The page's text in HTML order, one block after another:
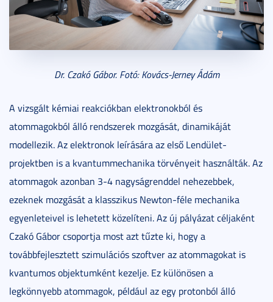
Dr. Czakó Gábor. Fotó: Kovács-Jerney Ádám
A vizsgált kémiai reakciókban elektronokból és
atommagokból álló rendszerek mozgását, dinamikáját
modellezik. Az elektronok leírására az első Lendület-
projektben is a kvantummechanika törvényeit használták. Az
atommagok azonban 3-4 nagyságrenddel nehezebbek,
ezeknek mozgását a klasszikus Newton-féle mechanika
egyenleteivel is lehetett közelíteni. Az új pályázat céljaként
Czakó Gábor csoportja most azt tűzte ki, hogy a
továbbfejlesztett szimulációs szoftver az atommagokat is
kvantumos objektumként kezelje. Ez különösen a
legkönnyebb atommagok, például az egy protonból álló